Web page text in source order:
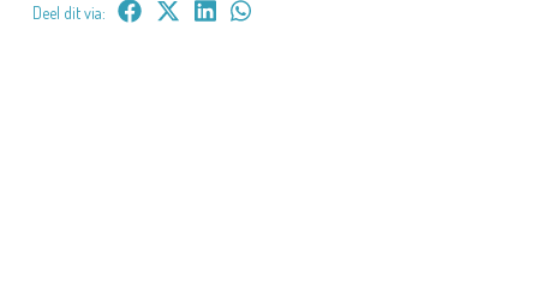
Deel dit via: